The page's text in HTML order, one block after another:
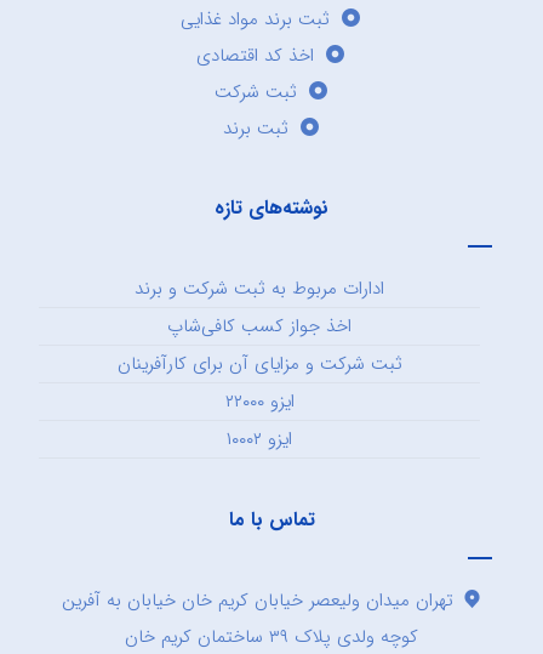
ثبت برند مواد غذایی
اخذ کد اقتصادی
ثبت شرکت
ثبت برند
نوشته‌های تازه
ادارات مربوط به ثبت شرکت و برند
اخذ جواز کسب کافی‌شاپ
ثبت شرکت و مزایای آن برای کارآفرینان
ایزو ۲۲۰۰۰
ایزو ۱۰۰۰۲
تماس با ما
تهران میدان ولیعصر خیابان کریم خان خیابان به آفرین
کوچه ولدی پلاک ۳۹ ساختمان کریم خان